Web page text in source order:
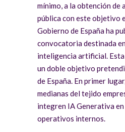
mínimo, a la obtención de
pública con este objetivo
Gobierno de España ha
convocatoria destinada
inteligencia artificial.
un doble objetivo
de España. En primer
medianas del tejido
integren IA Generativa en
operativos internos.